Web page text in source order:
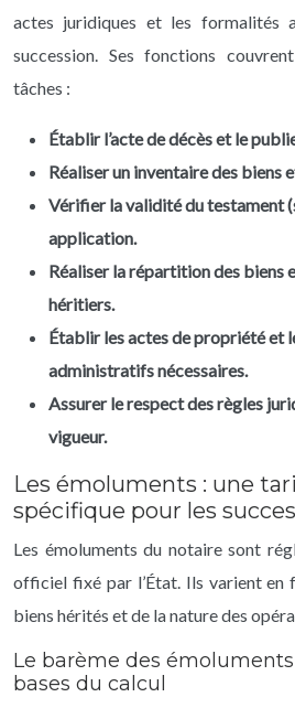
actes juridiques et les formalités
succession. Ses fonctions
tâches :
Établir l’acte de décès et le
Réaliser un inventaire des biens
Vérifier la validité du testament
application.
Réaliser la répartition des biens
héritiers.
Établir les actes de propriété et
administratifs nécessaires.
Assurer le respect des règles
vigueur.
Les émoluments : une
spécifique pour les
Les émoluments du notaire sont
officiel fixé par l’État. Ils varient en
biens hérités et de la nature des
Le barème des
bases du calcul